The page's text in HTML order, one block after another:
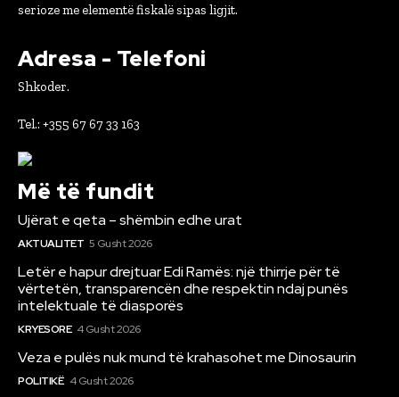
serioze me elementë fiskalë sipas ligjit.
Adresa - Telefoni
Shkoder.
Tel.: +355 67 67 33 163
Më të fundit
Ujërat e qeta – shëmbin edhe urat
AKTUALITET 5 Gusht 2026
Letër e hapur drejtuar Edi Ramës: një thirrje për të
vërtetën, transparencën dhe respektin ndaj punës
intelektuale të diasporës
KRYESORE 4 Gusht 2026
Veza e pulës nuk mund të krahasohet me Dinosaurin
POLITIKË 4 Gusht 2026